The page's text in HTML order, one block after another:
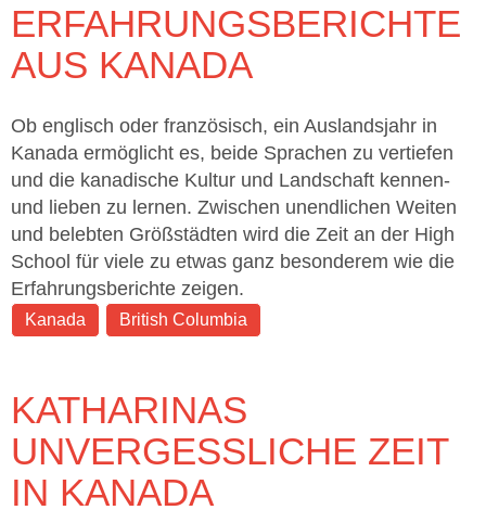
ERFAHRUNGSBERICHTE
AUS KANADA
Ob englisch oder französisch, ein Auslandsjahr in
Kanada ermöglicht es, beide Sprachen zu vertiefen
und die kanadische Kultur und Landschaft kennen-
und lieben zu lernen. Zwischen unendlichen Weiten
und belebten Größstädten wird die Zeit an der High
School für viele zu etwas ganz besonderem wie die
Erfahrungsberichte zeigen.
Kanada British Columbia
KATHARINAS
UNVERGESSLICHE ZEIT
IN KANADA